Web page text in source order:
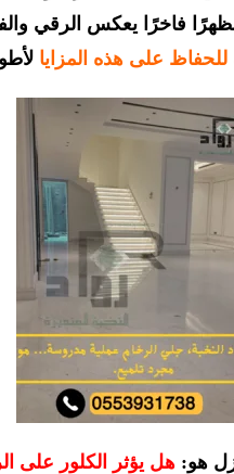
فاخرًا يعكس الرقي
على هذه المزايا
هو: هل يؤثر الكلور على